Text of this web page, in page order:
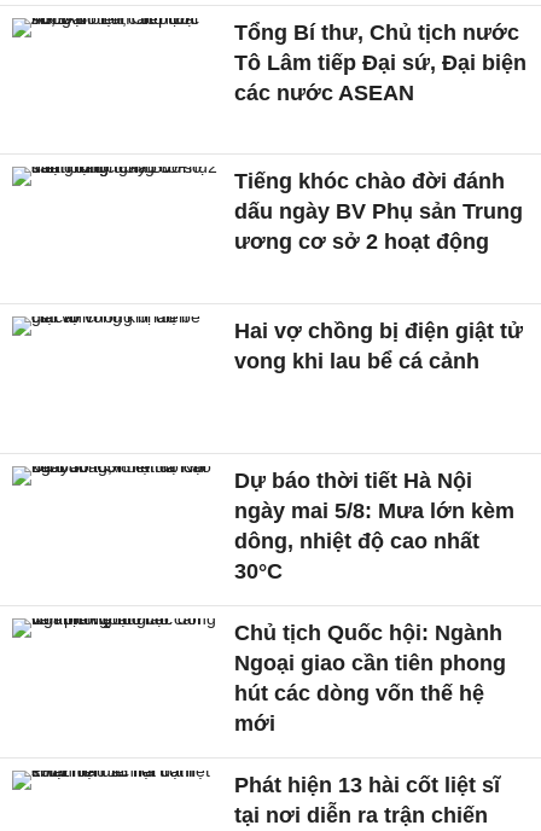
Tổng Bí thư, Chủ tịch nước
Tô Lâm tiếp Đại sứ, Đại biện
các nước ASEAN
Tiếng khóc chào đời đánh
dấu ngày BV Phụ sản Trung
ương cơ sở 2 hoạt động
Hai vợ chồng bị điện giật tử
vong khi lau bể cá cảnh
Dự báo thời tiết Hà Nội
ngày mai 5/8: Mưa lớn kèm
dông, nhiệt độ cao nhất
30°C
Chủ tịch Quốc hội: Ngành
Ngoại giao cần tiên phong
hút các dòng vốn thế hệ
mới
Phát hiện 13 hài cốt liệt sĩ
tại nơi diễn ra trận chiến